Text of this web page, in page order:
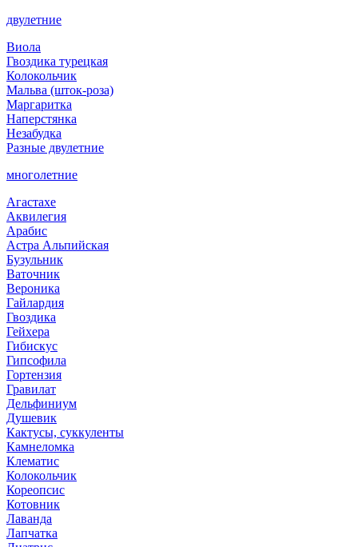
двулетние
Виола
Гвоздика турецкая
Колокольчик
Мальва (шток-роза)
Маргаритка
Наперстянка
Незабудка
Разные двулетние
многолетние
Агастахе
Аквилегия
Арабис
Астра Альпийская
Бузульник
Ваточник
Вероника
Гайлардия
Гвоздика
Гейхера
Гибискус
Гипсофила
Гортензия
Гравилат
Дельфиниум
Душевик
Кактусы, суккуленты
Камнеломка
Клематис
Колокольчик
Кореопсис
Котовник
Лаванда
Лапчатка